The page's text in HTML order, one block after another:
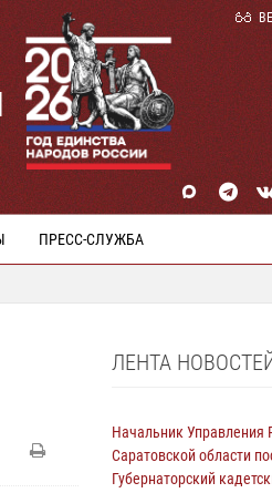
ПРЕСС-СЛУЖБА
ЛЕНТА
Начальник Управления
Саратовской области
Губернаторский